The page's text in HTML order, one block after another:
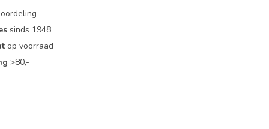
sinds 1948
op voorraad
>80,-